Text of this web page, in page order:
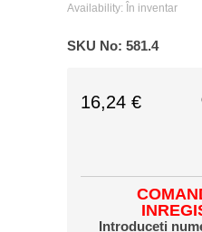
Availability: În inventar
SKU No: 581.4
16,24 €
Introduceti